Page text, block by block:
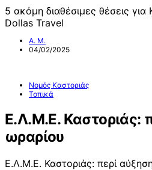
5 ακόμη διαθέσιμες θέσεις
Dollas Travel
Α. Μ.
04/02/2025
Νομός Καστοριάς
Τοπικά
Ε.Λ.Μ.Ε. Καστοριάς:
ωραρίου
Ε.Λ.Μ.Ε. Καστοριάς: περί